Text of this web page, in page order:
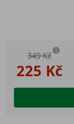
225 Kč
349 Kč i